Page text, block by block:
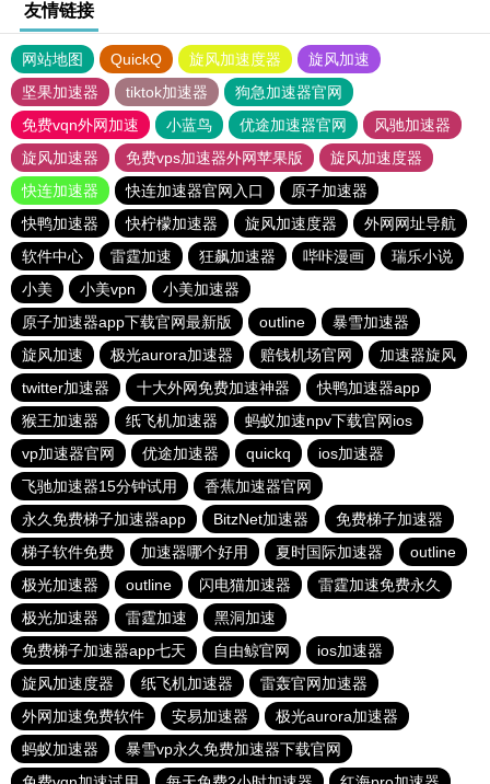
友情链接
网站地图 QuickQ 旋风加速度器
旋风加速
坚果加速器
tiktok加速器
狗急加速器官网
免费vqn外网加速
小蓝鸟 优途加速器官网
风驰加速器
旋风加速器
免费vps加速器外网苹果版
旋风加速度器
快连加速器
快连加速器官网入口
原子加速器
快鸭加速器
快柠檬加速器 旋风加速度器
外网网址导航
软件中心
雷霆加速 狂飙加速器 哔咔漫画
瑞乐小说
小美
小美vpn
小美加速器
原子加速器app下载官网最新版
outline
暴雪加速器
旋风加速
极光aurora加速器 赔钱机场官网
加速器旋风
twitter加速器
十大外网免费加速神器
快鸭加速器app
猴王加速器
纸飞机加速器
蚂蚁加速npv下载官网ios
vp加速器官网
优途加速器 quickq
ios加速器
飞驰加速器15分钟试用
香蕉加速器官网
永久免费梯子加速器app
BitzNet加速器
免费梯子加速器
梯子软件免费
加速器哪个好用 夏时国际加速器
outline
极光加速器
outline 闪电猫加速器
雷霆加速免费永久
极光加速器
雷霆加速
黑洞加速
免费梯子加速器app七天
自由鲸官网
ios加速器
旋风加速度器
纸飞机加速器
雷轰官网加速器
外网加速免费软件
安易加速器
极光aurora加速器
蚂蚁加速器
暴雪vp永久免费加速器下载官网